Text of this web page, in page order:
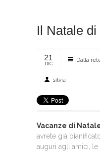
Il Natale
21
DIC
Dalla
silvia
Vacanze di
avrete già
auguri agli amici, le